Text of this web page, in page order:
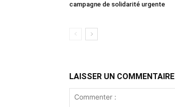
campagne de solidarité urgente
LAISSER UN COMMENTAIRE